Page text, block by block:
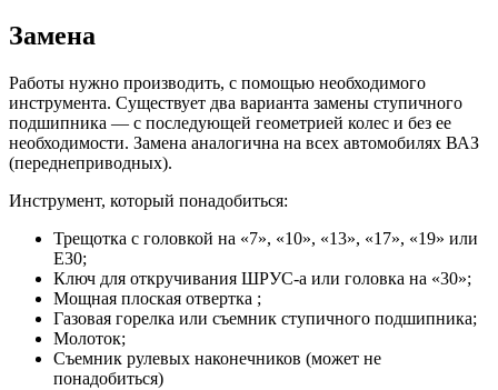
Замена
Работы нужно производить, с помощью необходимого
инструмента. Существует два варианта замены ступичного
подшипника — с последующей геометрией колес и без ее
необходимости. Замена аналогична на всех автомобилях ВАЗ
(переднеприводных).
Инструмент, который понадобиться:
Трещотка с головкой на «7», «10», «13», «17», «19» или
E30;
Ключ для откручивания ШРУС-а или головка на «30»;
Мощная плоская отвертка ;
Газовая горелка или съемник ступичного подшипника;
Молоток;
Съемник рулевых наконечников (может не
понадобиться)